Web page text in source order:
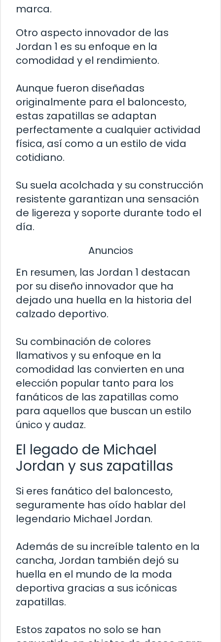
marca.
Otro aspecto innovador de las
Jordan 1 es su enfoque en la
comodidad y el rendimiento.
Aunque fueron diseñadas
originalmente para el baloncesto,
estas zapatillas se adaptan
perfectamente a cualquier actividad
física, así como a un estilo de vida
cotidiano.
Su suela acolchada y su construcción
resistente garantizan una sensación
de ligereza y soporte durante todo el
día.
Anuncios
En resumen, las Jordan 1 destacan
por su diseño innovador que ha
dejado una huella en la historia del
calzado deportivo.
Su combinación de colores
llamativos y su enfoque en la
comodidad las convierten en una
elección popular tanto para los
fanáticos de las zapatillas como
para aquellos que buscan un estilo
único y audaz.
El legado de Michael
Jordan y sus zapatillas
Si eres fanático del baloncesto,
seguramente has oído hablar del
legendario Michael Jordan.
Además de su increíble talento en la
cancha, Jordan también dejó su
huella en el mundo de la moda
deportiva gracias a sus icónicas
zapatillas.
Estos zapatos no solo se han